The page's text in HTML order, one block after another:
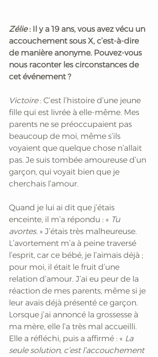
Zélie : Il y a 19 ans, vous avez vécu un
accouchement sous X, c’est-à-dire
de manière anonyme. Pouvez-vous
nous raconter les circonstances de
cet événement ?
Victoire : C’est l’histoire d’une jeune
fille qui est livrée à elle-même. Mes
parents ne se préoccupaient pas
beaucoup de moi, même s’ils
voyaient que quelque chose n’allait
pas. Je suis tombée amoureuse d’un
garçon, qui voyait bien que je
cherchais l’amour.
Quand je lui ai dit que j’étais
enceinte, il m’a répondu : « Tu
avortes. » J’étais très malheureuse.
L’avortement m’a à peine traversé
l’esprit, car ce bébé, je l’aimais déjà ;
pour moi, il était le fruit d’une
relation d’amour. J’ai eu peur de la
réaction de mes parents, même si je
leur avais déjà présenté ce garçon.
Lorsque j’ai annoncé la grossesse à
ma mère, elle l’a très mal accueilli.
Elle a réfléchi, puis a affirmé : « La
seule solution, c’est l’accouchement